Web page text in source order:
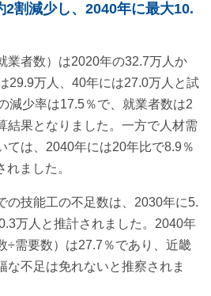
2割減少し、2040年に最大10.
業者数）は2020年の32.7万人か
29.9万人、40年には27.0万人と試
減少率は17.5％で、就業者数は2
結果となりました。一方で人材需
ては、2040年には20年比で8.9％
ました。
の技能工の不足数は、2030年に5.
万人と推計されました。2040年
÷需要数）は27.7％であり、近畿
な不足は免れないと推察されま